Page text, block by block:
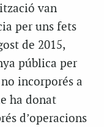
van
per uns fets
de 2015,
pública per
incorporés a
ha donat
d’operacions